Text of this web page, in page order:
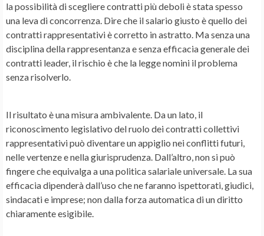
la possibilità di scegliere contratti più deboli è stata spesso
una leva di concorrenza. Dire che il salario giusto è quello dei
contratti rappresentativi è corretto in astratto. Ma senza una
disciplina della rappresentanza e senza efficacia generale dei
contratti leader, il rischio è che la legge nomini il problema
senza risolverlo.
Il risultato è una misura ambivalente. Da un lato, il
riconoscimento legislativo del ruolo dei contratti collettivi
rappresentativi può diventare un appiglio nei conflitti futuri,
nelle vertenze e nella giurisprudenza. Dall’altro, non si può
fingere che equivalga a una politica salariale universale. La sua
efficacia dipenderà dall’uso che ne faranno ispettorati, giudici,
sindacati e imprese; non dalla forza automatica di un diritto
chiaramente esigibile.